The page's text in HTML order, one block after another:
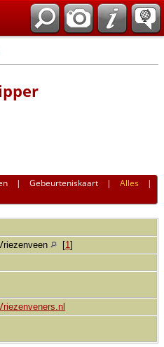
|Gebeurteniskaart |Alles |
[1 ]